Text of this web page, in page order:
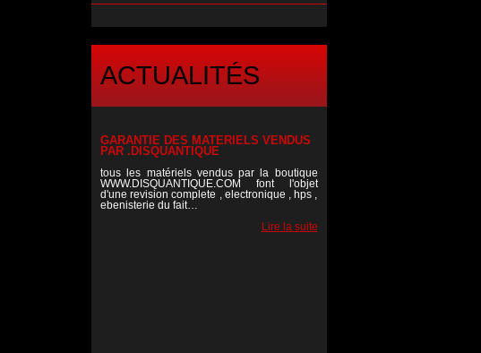
ACTUALITÉS
Lire la suite
GARANTIE DES MATERIELS VENDUS
PAR .DISQUANTIQUE
tous les matériels vendus par la boutique
WWW.DISQUANTIQUE.COM font l'objet
d'une revision complete , electronique , hps ,
ebenisterie du fait…
Lire la suite